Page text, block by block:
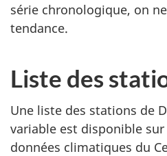
série chronologique, on
tendance.
Liste des
Une liste des stations de
variable est disponible
données climatiques du